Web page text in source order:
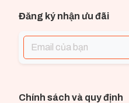
Đăng ký nhận ưu đãi
Chính sách và quy định